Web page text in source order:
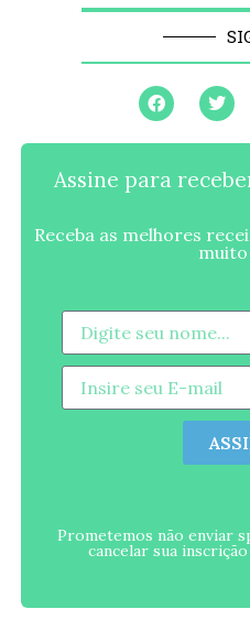
Assine para
Receba as melhores
muito
Prometemos não enviar
cancelar sua